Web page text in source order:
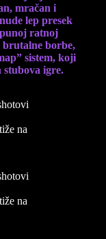
mračan i
lep presek
punoj ratnoj
borbe,
sistem, koji
stubova igre.